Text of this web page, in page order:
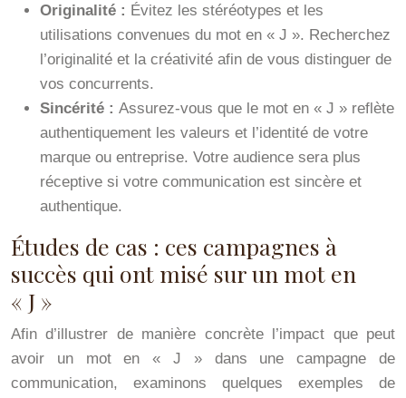
Originalité : Évitez les stéréotypes et les
utilisations convenues du mot en « J ». Recherchez
l’originalité et la créativité afin de vous distinguer de
vos concurrents.
Sincérité : Assurez-vous que le mot en « J » reflète
authentiquement les valeurs et l’identité de votre
marque ou entreprise. Votre audience sera plus
réceptive si votre communication est sincère et
authentique.
Études de cas : ces campagnes à
succès qui ont misé sur un mot en
« J »
Afin d’illustrer de manière concrète l’impact que peut
avoir un mot en « J » dans une campagne de
communication, examinons quelques exemples de